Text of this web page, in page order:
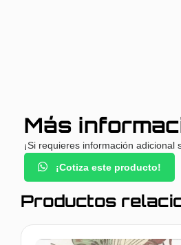
Más
¡Si requieres información
¡Cotiza este producto!
Productos